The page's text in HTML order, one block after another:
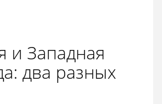
и Западная
два разных